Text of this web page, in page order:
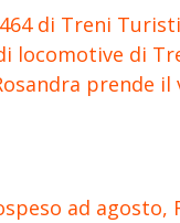
di Treni
locomotive di
ad agosto,